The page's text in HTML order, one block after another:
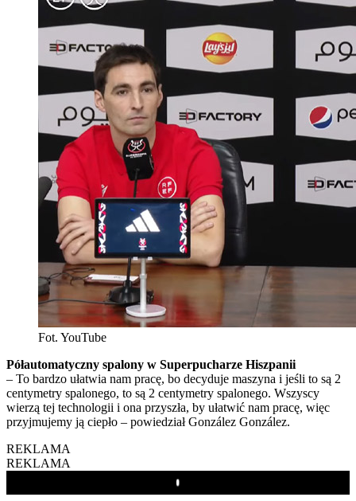
Fot. YouTube
Półautomatyczny spalony w Superpucharze Hiszpanii
– To bardzo ułatwia nam pracę, bo decyduje maszyna i jeśli to są 2
centymetry spalonego, to są 2 centymetry spalonego. Wszyscy
wierzą tej technologii i ona przyszła, by ułatwić nam pracę, więc
przyjmujemy ją ciepło – powiedział González González.
REKLAMA
REKLAMA
Play